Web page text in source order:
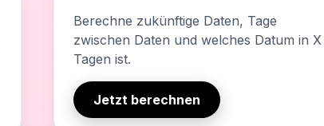
Berechne zukünftige Daten, Tage
zwischen Daten und welches Datum in X
Tagen ist.
Tage zwischen zwei Daten
Wochen-in-Monate-Berechnung
Schnelle Schwangerschaftsmeilensteine
Jetzt berechnen